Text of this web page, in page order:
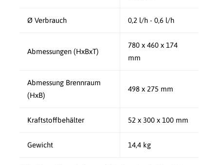
Ø Verbrauch 0,2 l/h - 0,6 l/h
Abmessungen (HxBxT)
780 x 460 x 174
mm
Abmessung Brennraum
(HxB)
498 x 275 mm
Kraftstoffbehälter 52 x 300 x 100 mm
Gewicht 14,4 kg